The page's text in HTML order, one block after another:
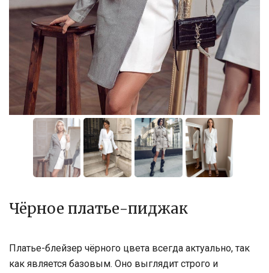
Чёрное платье-пиджак
Платье-блейзер чёрного цвета всегда актуально, так
как является базовым. Оно выглядит строго и